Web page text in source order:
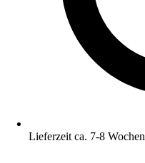
Lieferzeit ca. 7-8 Wochen